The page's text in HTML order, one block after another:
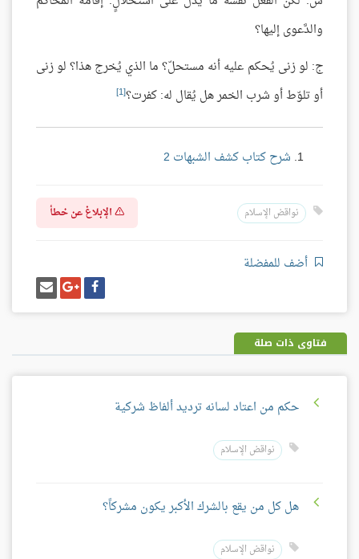
والدَّعوى إليها؟
ج: لو زنى يُحكم عليه أنه مستحلّ؟ ما الذي يُخرج هذا؟ لو زنى
أو تلوّط أو شرب الخمر هل يُقال له: كفرت؟[1]
شرح كتاب كشف الشبهات 2
نواقض الإسلام الإبلاغ عن خطأ
أضف للمفضلة
شارك
على
فيسبوك
شارك
على
غوغل
بلس
إرسل
إيميل
فتاوى ذات صلة
حكم من اعتاد لسانه ترديد ألفاظ شركية
نواقض الإسلام
هل كل من يقع بالشرك الأكبر يكون مشركاً؟
نواقض الإسلام